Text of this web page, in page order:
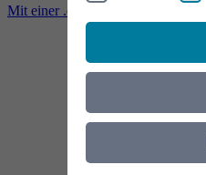
Mit einer .de-Domain erhalten